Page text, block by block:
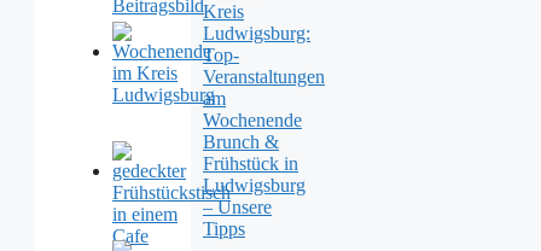
Kreis
Ludwigsburg:
Top-
Veranstaltungen
am
Wochenende
Brunch &
Frühstück in
Ludwigsburg
– Unsere
Tipps